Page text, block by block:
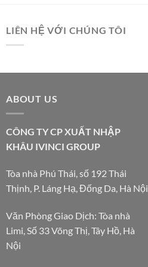
LIÊN HỆ VỚI CHÚNG TÔI
ABOUT US
CÔNG TY CP XUẤT NHẬP
KHÂU IVINCI GROUP
Tòa nhà Phú Thái, số 192 Thái
Thịnh, P. Láng Hạ, Đống Da, Hà Nội
Văn Phòng Giao Dịch: Tòa nhà
Limi, Số 33 Võng Thị, Tây Hồ, Hà
Nội